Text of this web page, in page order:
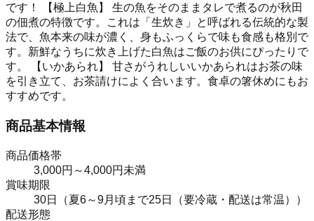
です！ 【極上白魚】 生の魚をそのままタレで煮るのが秋田
の佃煮の特徴です。これは「生炊き」と呼ばれる伝統的な製
法で、魚本来の味が濃く、身もふっくらで味も食感も格別で
す。新鮮なうちに炊き上げた白魚はご飯のお供にぴったりで
す。 【いかあられ】 甘さがうれしいいかあられはお茶の味
を引き立て、お茶請けによく合います。食卓の箸休めにもお
すすめです。
商品基本情報
商品価格帯
3,000円～4,000円未満
賞味期限
30日（夏6～9月頃まで25日（要冷蔵・配送は常温））
配送形態